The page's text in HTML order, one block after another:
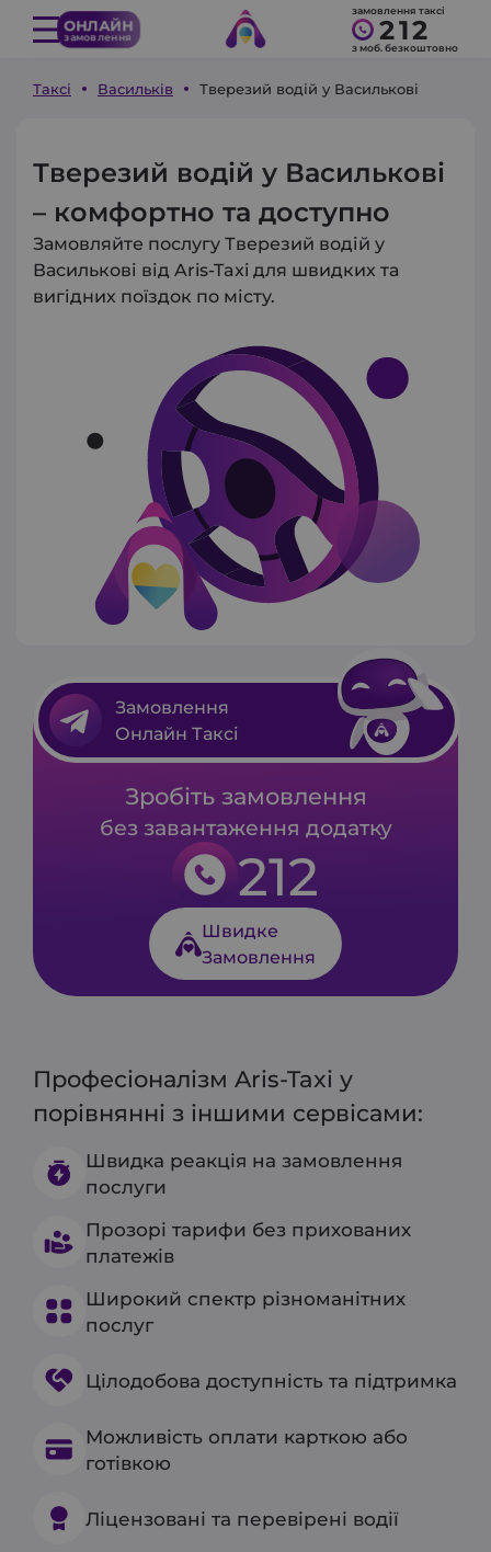
ОНЛАЙН
замовлення
замовлення таксі
212
з моб. безкоштовно
Таксі Васильків Тверезий водій у Василькові
Тверезий водій у Василькові
– комфортно та доступно
Замовляйте послугу Тверезий водій у
Василькові від Aris-Taxi для швидких та
вигідних поїздок по місту.
Зробіть замовлення
без завантаження додатку
212
Швидке
Замовлення
Замовлення
Онлайн Таксі
Професіоналізм Aris-Taxi у
порівнянні з іншими сервісами:
Швидка реакція на замовлення
послуги
Прозорі тарифи без прихованих
платежів
Широкий спектр різноманітних
послуг
Цілодобова доступність та підтримка
Можливість оплати карткою або
готівкою
Ліцензовані та перевірені водії